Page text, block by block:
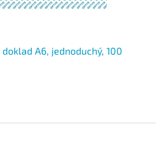
doklad A6, jednoduchý, 100